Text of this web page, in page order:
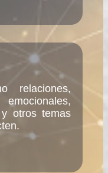
relaciones,
otros temas